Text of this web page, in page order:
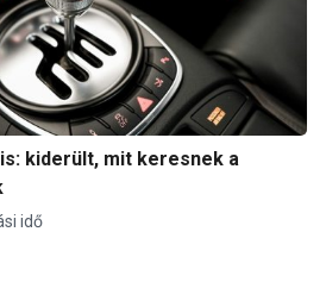
kiderült, mit keresnek a
idő